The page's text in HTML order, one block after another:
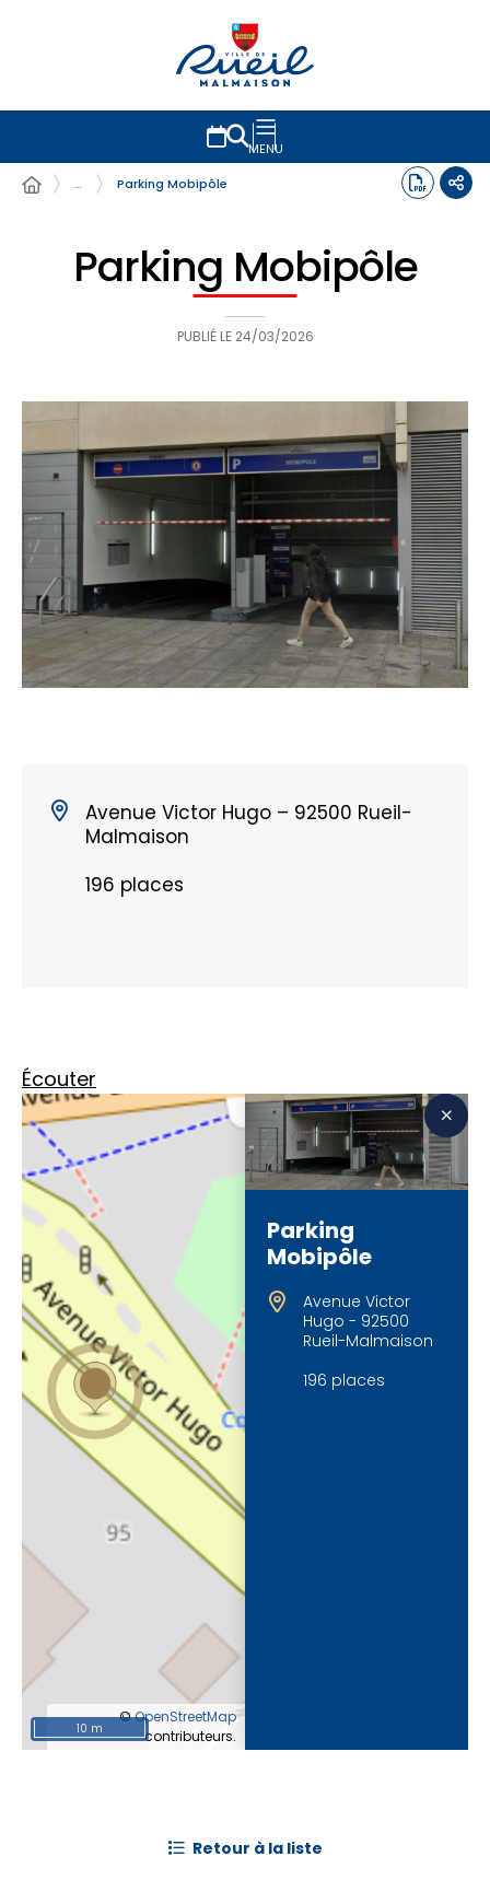
MENU
…
Parking Mobipôle
Parking Mobipôle
PUBLIÉ LE 24/03/2026
Avenue Victor Hugo – 92500 Rueil-
Malmaison
196 places
Écouter
©OpenStreetMap
contributeurs.
10 m
Parking
Mobipôle
Avenue Victor
Hugo - 92500
Rueil-Malmaison
196 places
retour à la liste